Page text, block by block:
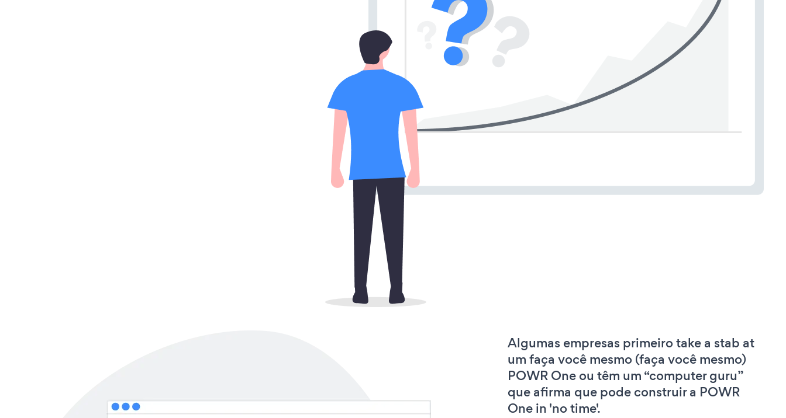
Algumas empresas primeiro take a stab at
um faça você mesmo (faça você mesmo)
POWR One ou têm um “computer guru”
que afirma que pode construir a POWR
One in 'no time'.